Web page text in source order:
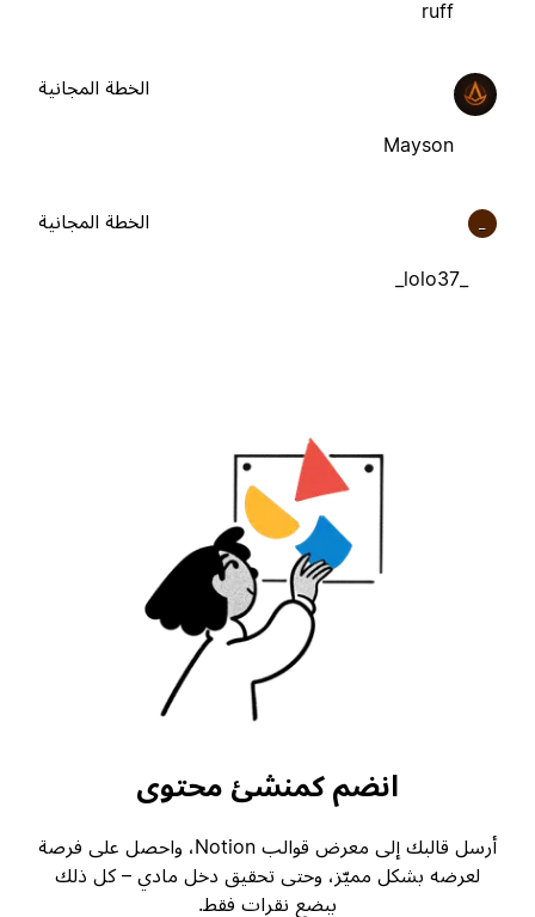
Mayson
الخطة المجانية
الخطة المجانية
انضم كمنشئ محتوى
أرسل قالبك إلى معرض قوالب Notion، واحصل على فرصة
لعرضه بشكل مميّز، وحتى تحقيق دخل مادي – كل ذلك
ببضع نقرات فقط.